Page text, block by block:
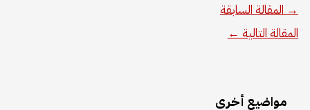
→ المقالة السابقة
المقالة التالية ←
مواضيع أخرى